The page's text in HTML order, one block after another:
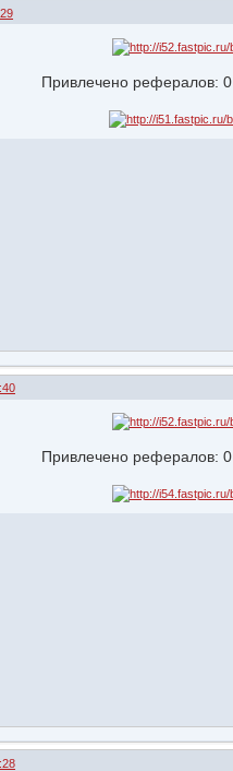
Привлечено рефералов: 0
Привлечено рефералов: 0